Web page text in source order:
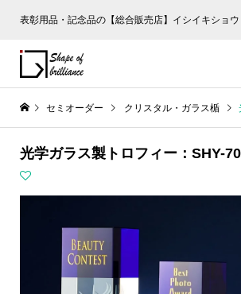
表彰用品・記念品の【総合販売店】イシイキショウ
セミオーダー クリスタル・ガラス楯
光学ガラス製トロフィー：SHY-